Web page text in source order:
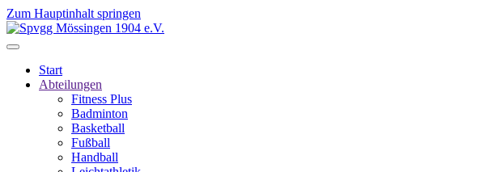
Zum Hauptinhalt springen
Start
Abteilungen
Fitness Plus
Badminton
Basketball
Fußball
Handball